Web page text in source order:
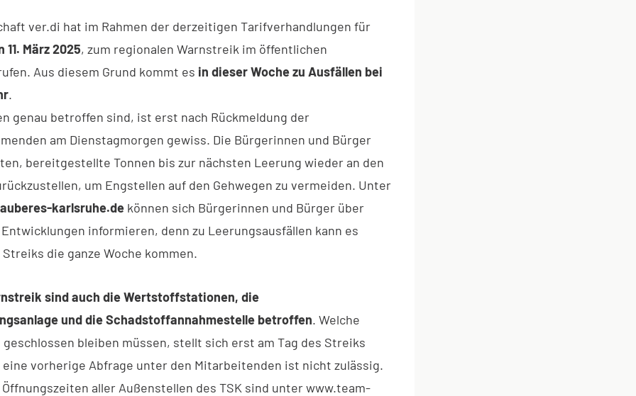
ver.di hat im Rahmen der derzeitigen Tarifverhandlungen für
März 2025, zum regionalen Warnstreik im öffentlichen
Aus diesem Grund kommt es in dieser Woche zu Ausfällen bei
.
genau betroffen sind, ist erst nach Rückmeldung der
am Dienstagmorgen gewiss. Die Bürgerinnen und Bürger
bereitgestellte Tonnen bis zur nächsten Leerung wieder an den
um Engstellen auf den Gehwegen zu vermeiden. Unter
karlsruhe.de können sich Bürgerinnen und Bürger über
informieren, denn zu Leerungsausfällen kann es
die ganze Woche kommen.
sind auch die Wertstoffstationen, die
und die Schadstoffannahmestelle betroffen. Welche
bleiben müssen, stellt sich erst am Tag des Streiks
eine vorherige Abfrage unter den Mitarbeitenden ist nicht zulässig.
aller Außenstellen des TSK sind unter www.team-